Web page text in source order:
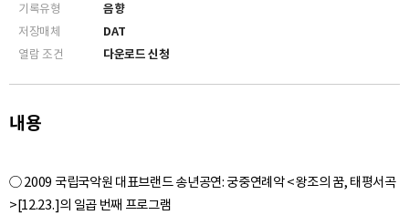
09. 첫째 잔[第一爵] - 음향
10. 둘째 잔[第二爵] - 음향
11. 셋째 잔[第三爵] - 음향
~ 0:53:05
기록유형
음향
저장매체
DAT
열람 조건
다운로드 신청
내용
○ 2009 국립국악원 대표브랜드 송년공연: 궁중연례악 <왕조의 꿈, 태평서곡
>[12.23.]의 일곱 번째 프로그램